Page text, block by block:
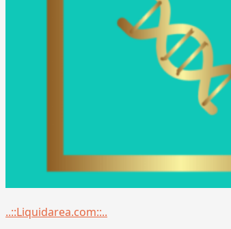
Menu
..::Liquidarea.com::..